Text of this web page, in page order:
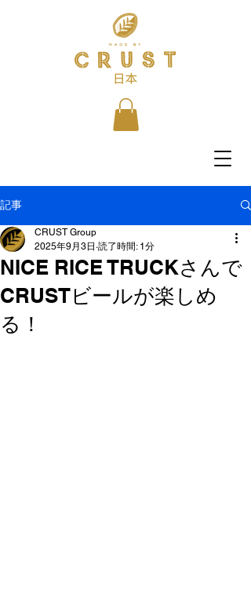
記事
NICE RICE TRUCKさんで
CRUSTビールが楽しめ
る！
CRUST Group
2025年9月3日 読了時間: 1分